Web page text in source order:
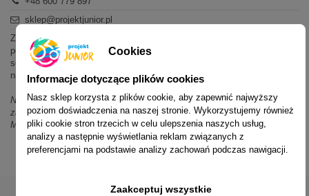
sklep@projektjunior.pl
Zapraszamy do sklepu stacjonarnego:
poniedziałek - piątek: 11.00-19.00
sobota: 10.00-14.00
niedziela (każda): nieczynne
Nie odpowiadamy na wiadomości SMS. W sprawach dotyczących
zamówień i oferty prosimy o kontakt mailowy, telefoniczny lub przez
Messenger.
Cookies
Informacje dotyczące plików cookies
Nasz sklep korzysta z plików cookie, aby zapewnić najwyższy
poziom doświadczenia na naszej stronie. Wykorzystujemy również
pliki cookie stron trzecich w celu ulepszenia naszych usług,
analizy a następnie wyświetlania reklam związanych z
preferencjami na podstawie analizy zachowań podczas nawigacji.
Zaakceptuj wszystkie